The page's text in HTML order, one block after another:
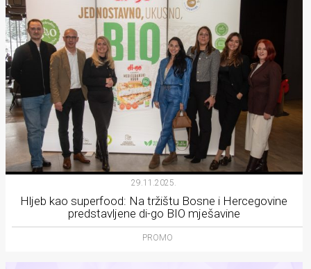
29.11.2025.
Hljeb kao superfood: Na tržištu Bosne i Hercegovine
predstavljene di-go BIO mješavine
PROMO